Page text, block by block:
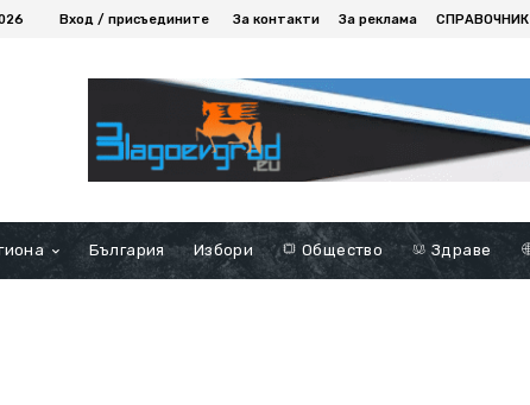
Вход / присъедините За контакти За реклама СПРАВОЧНИК
България Избори Общество Здраве